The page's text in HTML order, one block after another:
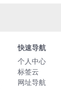
快速导航
个人中心
标签云
网址导航